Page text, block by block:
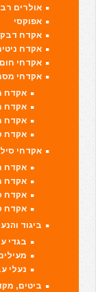
אולרים
אפוקסי
אקדח
אקדח
אקדחי חום
אקדחי
אקדח
אקדח
אקדח
אקדח
אקדחי
אקדח
אקדח
אקדח
אקדח
ביגוד
בגדי
נעלי
ביטים,